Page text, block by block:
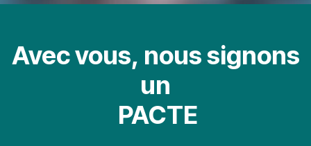
Avec vous, nous signons
un
PACTE